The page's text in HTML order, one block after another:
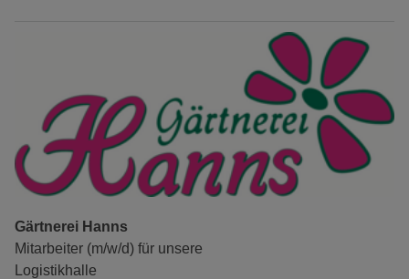
Gärtnerei Hanns
Mitarbeiter (m/w/d) für unsere
Logistikhalle